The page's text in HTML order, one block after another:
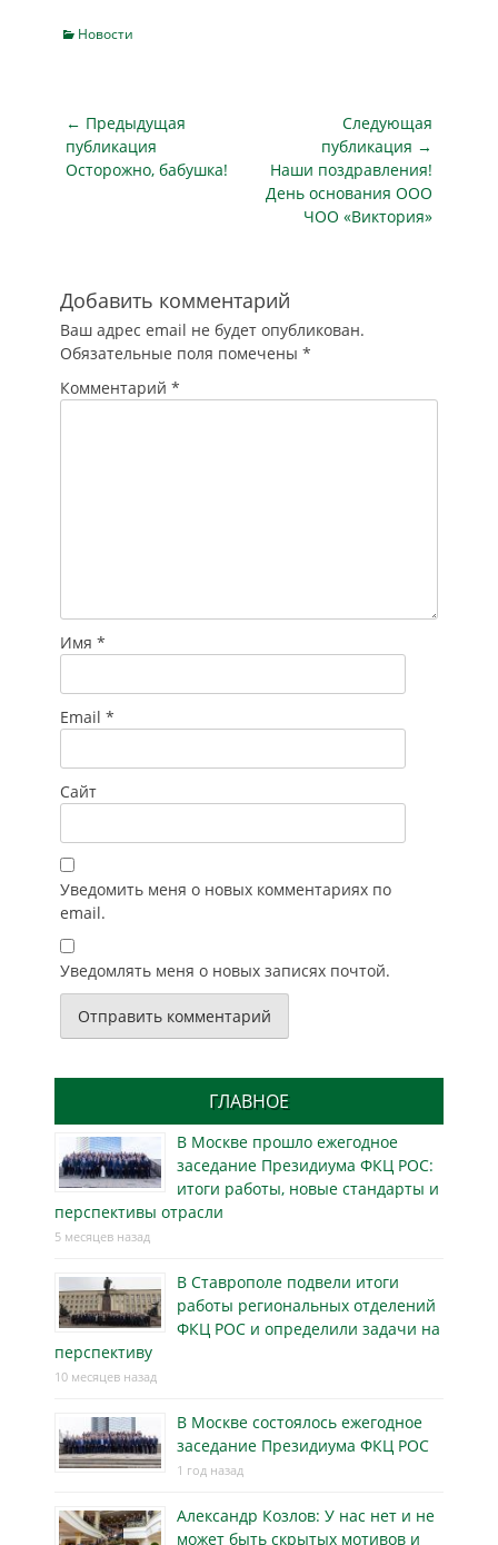
Categories
Новости
Навигация
по
записям
← Предыдущая
публикация
Предыдущая
Осторожно, бабушка!
Следующая
публикация →
Следующая
публикация
Наши поздравления!
День основания ООО
ЧОО «Виктория»
Добавить комментарий
Ваш адрес email не будет опубликован.
Обязательные поля помечены *
Комментарий *
Имя *
Email *
Сайт
Уведомить меня о новых комментариях по
email.
Уведомлять меня о новых записях почтой.
ГЛАВНОЕ
В Москве прошло ежегодное
заседание Президиума ФКЦ РОС:
итоги работы, новые стандарты и
перспективы отрасли
5 месяцев назад
В Ставрополе подвели итоги
работы региональных отделений
ФКЦ РОС и определили задачи на
перспективу
10 месяцев назад
В Москве состоялось ежегодное
заседание Президиума ФКЦ РОС
1 год назад
Александр Козлов: У нас нет и не
может быть скрытых мотивов и